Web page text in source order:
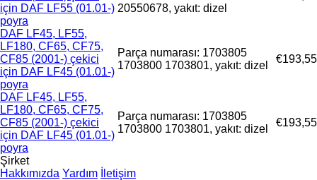
için DAF LF55 (01.01-)
poyra
20550678, yakıt: dizel
DAF LF45, LF55,
LF180, CF65, CF75,
CF85 (2001-) çekici
için DAF LF45 (01.01-)
poyra
Parça numarası: 1703805
1703800 1703801, yakıt: dizel
€193,55
DAF LF45, LF55,
LF180, CF65, CF75,
CF85 (2001-) çekici
için DAF LF45 (01.01-)
poyra
Parça numarası: 1703805
1703800 1703801, yakıt: dizel
€193,55
Şirket
Hakkımızda Yardım
İletişim